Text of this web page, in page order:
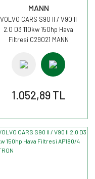
MANN
VOLVO CARS S90 II / V90 II
2.0 D3 110kw 150hp Hava
Filtresi C29021 MANN
1.052,89 TL